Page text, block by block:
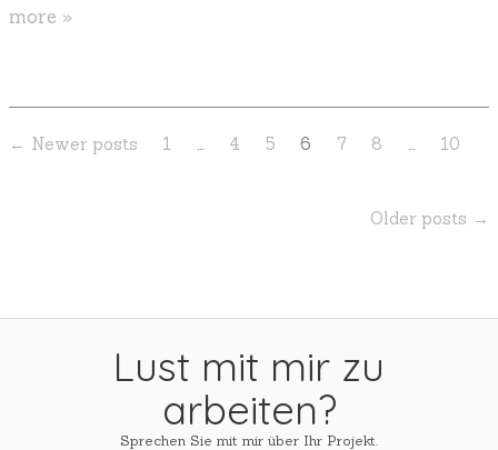
more »
← Newer posts 1 4 5 6 7 8 10
Older posts →
Lust mit mir zu
arbeiten?
Sprechen Sie mit mir über Ihr Projekt.